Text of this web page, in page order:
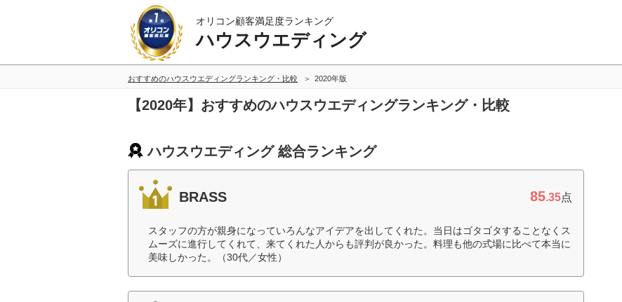
オリコン顧客満足度ランキング
ハウスウエディング
おすすめのハウスウエディングランキング・比較 2020年版
【2020年】おすすめのハウスウエディングランキング・比較
ハウスウエディング 総合ランキング
BRASS 85.35点
スタッフの方が親身になっていろんなアイデアを出してくれた。当日はゴタゴタすることなくス
ムーズに進行してくれて、来てくれた人からも評判が良かった。料理も他の式場に比べて本当に
美味しかった。（30代／女性）